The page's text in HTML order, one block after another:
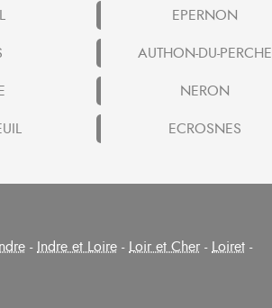
EPERNON
AUTHON-DU-PERCHE
NERON
ECROSNES
-Indre et Loire -Loir et Cher -Loiret -